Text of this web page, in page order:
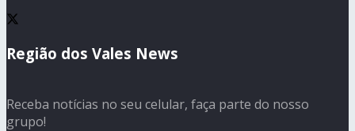
Região dos Vales News
Receba notícias no seu celular, faça parte do nosso
grupo!